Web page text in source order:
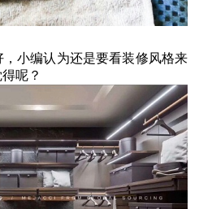
小编认为还是要看装修风格来
呢？